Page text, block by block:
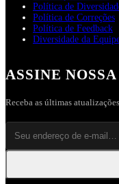
Política de
Política de Correções
Política de Feedback
Diversidade da
ASSINE
Receba as últimas